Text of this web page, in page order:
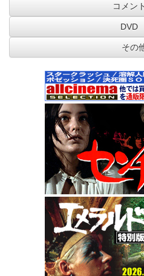
コメント
DVD
その